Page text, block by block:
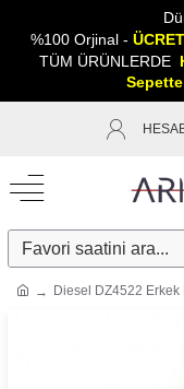
%100 Orjinal -
TÜM ÜRÜNLERDE
Sepette
Diesel DZ4522 Erkek